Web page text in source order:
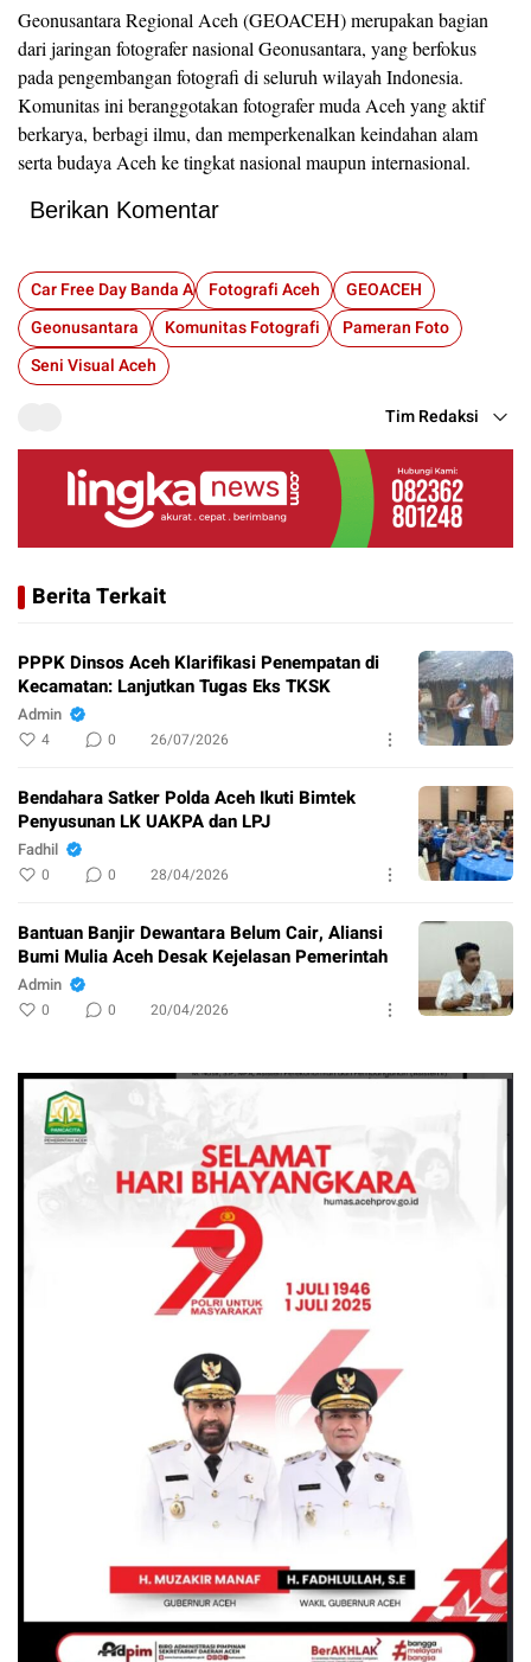
Geonusantara Regional Aceh (GEOACEH) merupakan bagian
dari jaringan fotografer nasional Geonusantara, yang berfokus
pada pengembangan fotografi di seluruh wilayah Indonesia.
Komunitas ini beranggotakan fotografer muda Aceh yang aktif
berkarya, berbagi ilmu, dan memperkenalkan keindahan alam
serta budaya Aceh ke tingkat nasional maupun internasional.
Berikan Komentar
Car Free Day Banda AcehFotografi Aceh
GEOACEH
Geonusantara
Komunitas Fotografi
Pameran Foto
Seni Visual Aceh
Tim Redaksi
Berita Terkait
PPPK Dinsos Aceh Klarifikasi Penempatan di
Kecamatan: Lanjutkan Tugas Eks TKSK
Admin
4 0 26/07/2026
Bendahara Satker Polda Aceh Ikuti Bimtek
Penyusunan LK UAKPA dan LPJ
Fadhil
0 0 28/04/2026
Bantuan Banjir Dewantara Belum Cair, Aliansi
Bumi Mulia Aceh Desak Kejelasan Pemerintah
Admin
0 0 20/04/2026